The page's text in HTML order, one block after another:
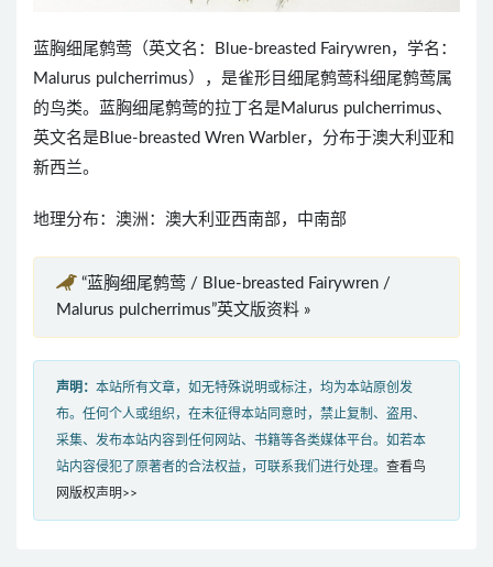
蓝胸细尾鹩莺（英文名：Blue-breasted Fairywren，学名：
Malurus pulcherrimus），是雀形目细尾鹩莺科细尾鹩莺属
的鸟类。蓝胸细尾鹩莺的拉丁名是Malurus pulcherrimus、
英文名是Blue-breasted Wren Warbler，分布于澳大利亚和
新西兰。
地理分布：澳洲：澳大利亚西南部，中南部
“蓝胸细尾鹩莺 / Blue-breasted Fairywren /
Malurus pulcherrimus”英文版资料 »
声明： 本站所有文章，如无特殊说明或标注，均为本站原创发
布。任何个人或组织，在未征得本站同意时，禁止复制、盗用、
采集、发布本站内容到任何网站、书籍等各类媒体平台。如若本
站内容侵犯了原著者的合法权益，可联系我们进行处理。 查看鸟
网版权声明>>